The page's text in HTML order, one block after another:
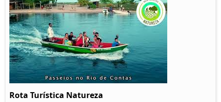
Rota Turística Natureza